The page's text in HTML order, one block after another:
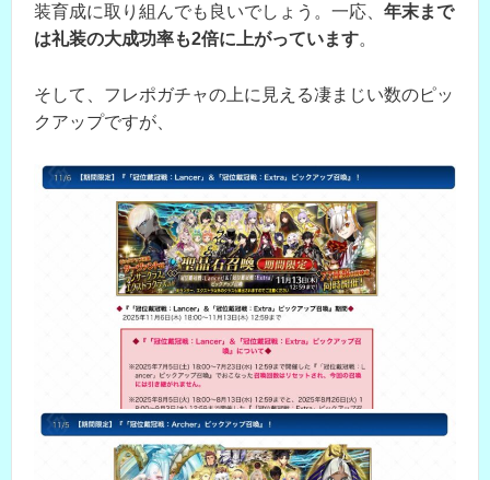
装育成に取り組んでも良いでしょう。一応、 年末まで
は礼装の大成功率も2倍に上がっています。
そして、フレポガチャの上に見える凄まじい数のピッ
クアップですが、